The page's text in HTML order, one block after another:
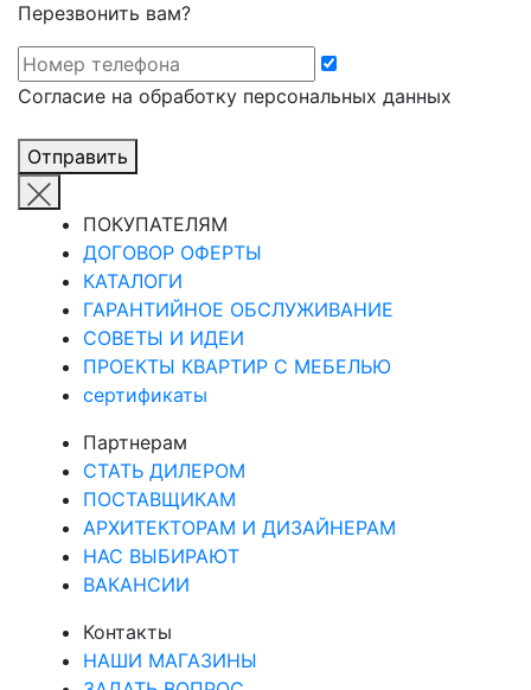
Перезвонить вам?
Cогласие на обработку персональных данных
Отправить
ПОКУПАТЕЛЯМ
ДОГОВОР ОФЕРТЫ
КАТАЛОГИ
ГАРАНТИЙНОЕ ОБСЛУЖИВАНИЕ
СОВЕТЫ И ИДЕИ
ПРОЕКТЫ КВАРТИР С МЕБЕЛЬЮ
сертификаты
Партнерам
СТАТЬ ДИЛЕРОМ
ПОСТАВЩИКАМ
АРХИТЕКТОРАМ И ДИЗАЙНЕРАМ
НАС ВЫБИРАЮТ
ВАКАНСИИ
Контакты
НАШИ МАГАЗИНЫ